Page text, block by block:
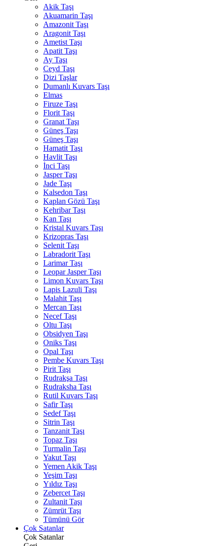
Akik Taşı
Akuamarin Taşı
Amazonit Taşı
Aragonit Taşı
Ametist Taşı
Apatit Taşı
Ay Taşı
Ceyd Taşı
Dizi Taşlar
Dumanlı Kuvars Taşı
Elmas
Firuze Taşı
Florit Taşı
Granat Taşı
Güneş Taşı
Güneş Taşı
Hamatit Taşı
Havlit Taşı
İnci Taşı
Jasper Taşı
Jade Taşı
Kalsedon Taşı
Kaplan Gözü Taşı
Kehribar Taşı
Kan Taşı
Kristal Kuvars Taşı
Krizopras Taşı
Selenit Taşı
Labradorit Taşı
Larimar Taşı
Leopar Jasper Taşı
Limon Kuvars Taşı
Lapis Lazuli Taşı
Malahit Taşı
Mercan Taşı
Necef Taşı
Oltu Taşı
Obsidyen Taşı
Oniks Taşı
Opal Taşı
Pembe Kuvars Taşı
Pirit Taşı
Rudrakşa Taşı
Rudraksha Taşı
Rutil Kuvars Taşı
Safir Taşı
Sedef Taşı
Sitrin Taşı
Tanzanit Taşı
Topaz Taşı
Turmalin Taşı
Yakut Taşı
Yemen Akik Taşı
Yeşim Taşı
Yıldız Taşı
Zebercet Taşı
Zultanit Taşı
Zümrüt Taşı
Tümünü Gör
Çok Satanlar
Çok Satanlar